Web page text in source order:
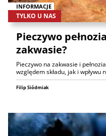
INFORMACJE
TYLKO U NAS
Pieczywo
zakwasie?
Pieczywo na zakwasie i
względem składu, jak i wpływu
Filip Siódmiak